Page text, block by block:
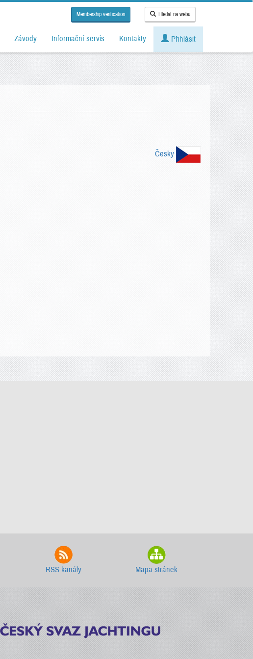
Membership verification Hledat na webu
Závody Informační servis Kontakty Přihlásit
Česky
RSS kanály Mapa stránek